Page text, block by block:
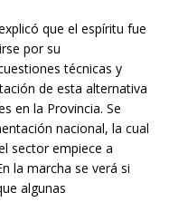
que el espíritu fue
por su
técnicas y
de esta alternativa
en la Provincia. Se
nacional, la cual
sector empiece a
la marcha se verá si
algunas